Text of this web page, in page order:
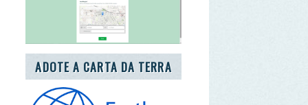
O TROÇO DE UM
RIO